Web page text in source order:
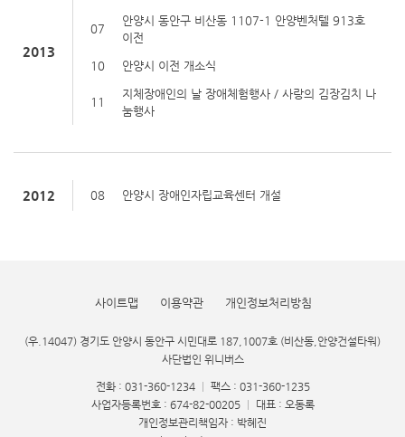
2013
07
안양시 동안구 비산동 1107-1 안양벤처텔 913호
이전
10 안양시 이전 개소식
11
지체장애인의 날 장애체험행사 / 사랑의 김장김치 나
눔행사
2012 08 안양시 장애인자립교육센터 개설
사이트맵 이용약관 개인정보처리방침
(우.14047) 경기도 안양시 동안구 시민대로 187,1007호 (비산동,안양건설타워)
사단법인 위니버스
전화 : 031-360-1234
팩스 : 031-360-1235
사업자등록번호 : 674-82-00205
대표 : 오동록
개인정보관리책임자 : 박혜진